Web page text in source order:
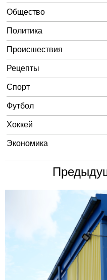
Общество
Политика
Происшествия
Рецепты
Спорт
Футбол
Хоккей
Экономика